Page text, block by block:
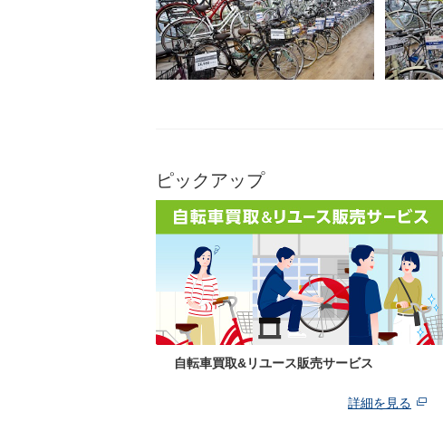
ピックアップ
自転車買取&リユース販売サービス
詳細を見る